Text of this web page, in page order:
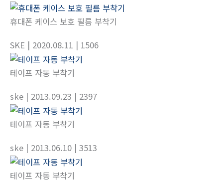
휴대폰 케이스 보호 필름 부착기
SKE | 2020.08.11 | 1506
테이프 자동 부착기
ske | 2013.09.23 | 2397
테이프 자동 부착기
ske | 2013.06.10 | 3513
테이프 자동 부착기